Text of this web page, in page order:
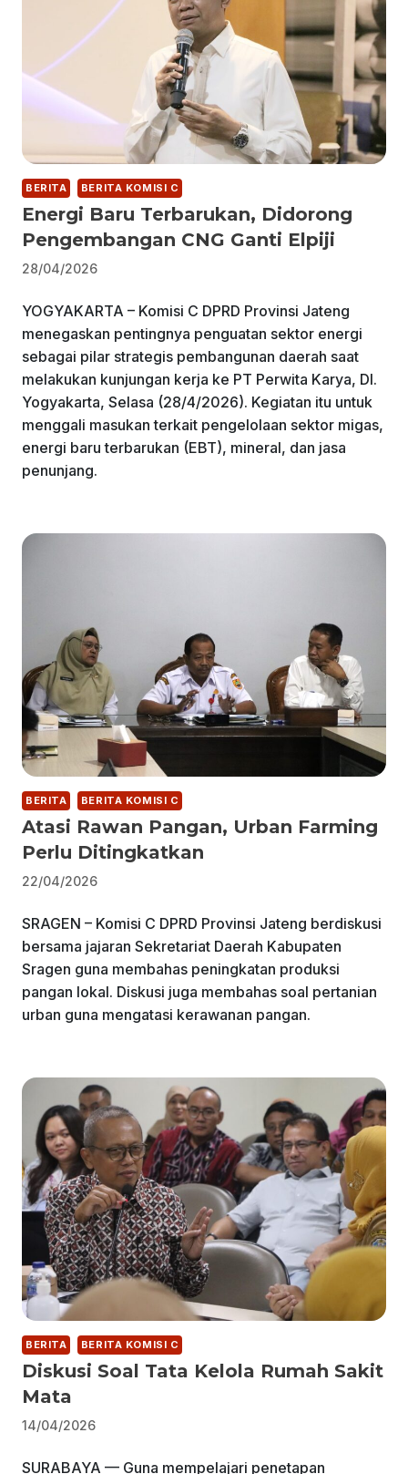
BERITA BERITA KOMISI C
Energi Baru Terbarukan, Didorong
Pengembangan CNG Ganti Elpiji
28/04/2026
YOGYAKARTA – Komisi C DPRD Provinsi Jateng
menegaskan pentingnya penguatan sektor energi
sebagai pilar strategis pembangunan daerah saat
melakukan kunjungan kerja ke PT Perwita Karya, DI.
Yogyakarta, Selasa (28/4/2026). Kegiatan itu untuk
menggali masukan terkait pengelolaan sektor migas,
energi baru terbarukan (EBT), mineral, dan jasa
penunjang.
BERITA BERITA KOMISI C
Atasi Rawan Pangan, Urban Farming
Perlu Ditingkatkan
22/04/2026
SRAGEN – Komisi C DPRD Provinsi Jateng berdiskusi
bersama jajaran Sekretariat Daerah Kabupaten
Sragen guna membahas peningkatan produksi
pangan lokal. Diskusi juga membahas soal pertanian
urban guna mengatasi kerawanan pangan.
BERITA BERITA KOMISI C
Diskusi Soal Tata Kelola Rumah Sakit
Mata
14/04/2026
SURABAYA — Guna mempelajari penetapan